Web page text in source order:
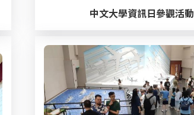
中文大學資訊日參觀活動